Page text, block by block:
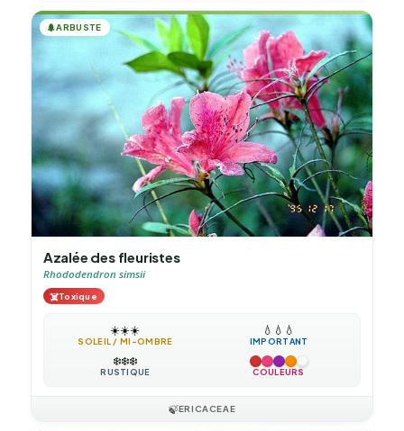
🌲ARBUSTE
Azalée des fleuristes
Rhododendron simsii
☠️Toxique
☀️☀️☀️
SOLEIL / MI-OMBRE
💧 💧 💧
IMPORTANT
❄️❄️❄️
RUSTIQUE COULEURS
🍃ERICACEAE